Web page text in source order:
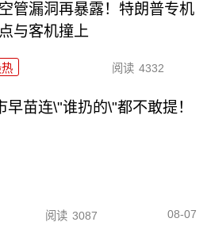
管漏洞再暴露！特朗普专机
与客机撞上
阅读 4332
苗连\"谁扔的\"都不敢提！
阅读 3087 08-07